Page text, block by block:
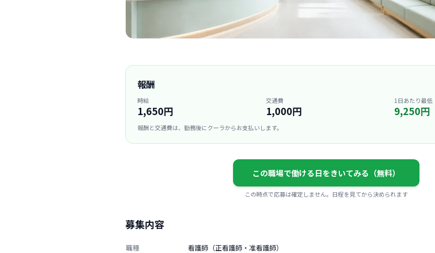
報酬
時給
1,650円
交通費
1,000円
1日あたり最低
9,250円
報酬と交通費は、勤務後にクーラからお支払いします。
この職場で働ける日をきいてみる（無料）
この時点で応募は確定しません。日程を見てから決められます
募集内容
職種 看護師（正看護師・准看護師）